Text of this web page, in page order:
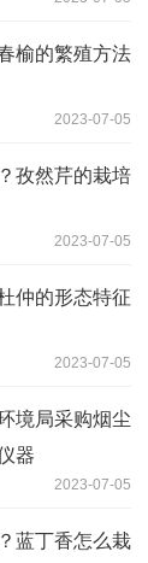
榆的繁殖方法
2023-07-05
孜然芹的栽培
2023-07-05
仲的形态特征
2023-07-05
境局采购烟尘
器
2023-07-05
蓝丁香怎么栽